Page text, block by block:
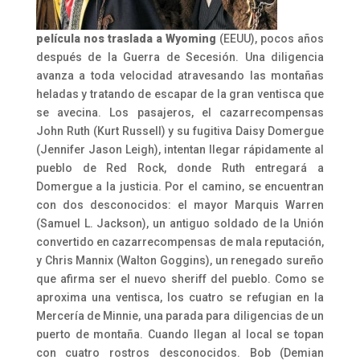
película nos traslada a Wyoming (EEUU), pocos años
después de la Guerra de Secesión. Una diligencia
avanza a toda velocidad atravesando las montañas
heladas y tratando de escapar de la gran ventisca que
se avecina. Los pasajeros, el cazarrecompensas
John Ruth (Kurt Russell) y su fugitiva Daisy Domergue
(Jennifer Jason Leigh), intentan llegar rápidamente al
pueblo de Red Rock, donde Ruth entregará a
Domergue a la justicia. Por el camino, se encuentran
con dos desconocidos: el mayor Marquis Warren
(Samuel L. Jackson), un antiguo soldado de la Unión
convertido en cazarrecompensas de mala reputación,
y Chris Mannix (Walton Goggins), un renegado sureño
que afirma ser el nuevo sheriff del pueblo. Como se
aproxima una ventisca, los cuatro se refugian en la
Mercería de Minnie, una parada para diligencias de un
puerto de montaña. Cuando llegan al local se topan
con cuatro rostros desconocidos. Bob (Demian